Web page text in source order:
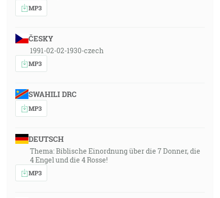
MP3
ČESKY
1991-02-02-1930-czech
MP3
SWAHILI DRC
MP3
DEUTSCH
Thema: Biblische Einordnung über die 7 Donner, die
4 Engel und die 4 Rosse!
MP3